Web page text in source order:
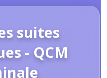
suites
- QCM